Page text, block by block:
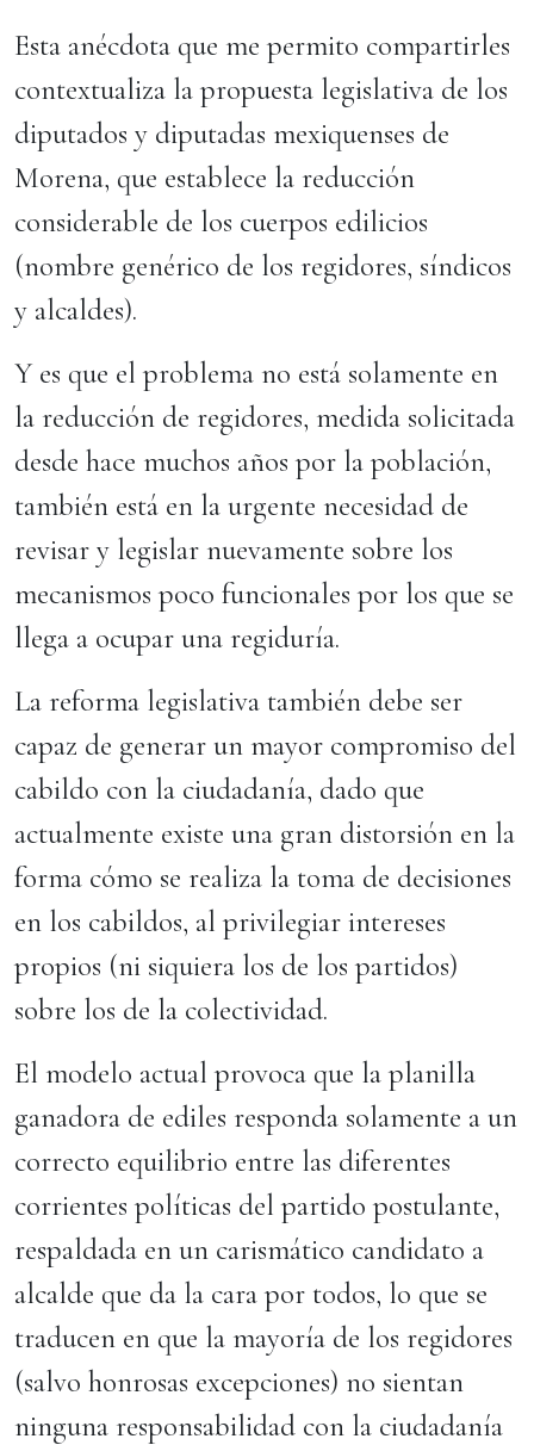
Esta anécdota que me permito compartirles
contextualiza la propuesta legislativa de los
diputados y diputadas mexiquenses de
Morena, que establece la reducción
considerable de los cuerpos edilicios
(nombre genérico de los regidores, síndicos
y alcaldes).
Y es que el problema no está solamente en
la reducción de regidores, medida solicitada
desde hace muchos años por la población,
también está en la urgente necesidad de
revisar y legislar nuevamente sobre los
mecanismos poco funcionales por los que se
llega a ocupar una regiduría.
La reforma legislativa también debe ser
capaz de generar un mayor compromiso del
cabildo con la ciudadanía, dado que
actualmente existe una gran distorsión en la
forma cómo se realiza la toma de decisiones
en los cabildos, al privilegiar intereses
propios (ni siquiera los de los partidos)
sobre los de la colectividad.
El modelo actual provoca que la planilla
ganadora de ediles responda solamente a un
correcto equilibrio entre las diferentes
corrientes políticas del partido postulante,
respaldada en un carismático candidato a
alcalde que da la cara por todos, lo que se
traducen en que la mayoría de los regidores
(salvo honrosas excepciones) no sientan
ninguna responsabilidad con la ciudadanía